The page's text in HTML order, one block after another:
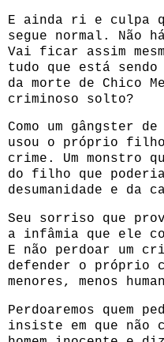
E ainda ri e culpa
segue normal. Não
Vai ficar assim
tudo que está
da morte de Chico
criminoso solto?
Como um gângster
usou o próprio filho
crime. Um monstro
do filho que
desumanidade e da
Seu sorriso que
a infâmia que ele
E não perdoar um
defender o próprio
menores, menos
Perdoaremos quem
insiste em que não